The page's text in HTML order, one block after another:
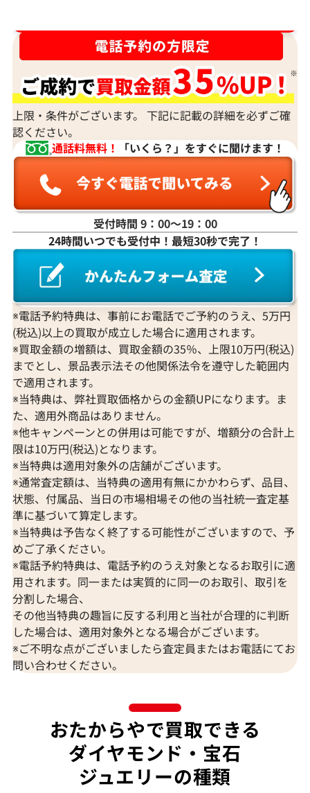
K18WG ダイヤモンド ネックレス 3.31ct
参考買取価格
1,274,000
2026年3月11日時点
K18 ダイヤモン
参考買取価格
2026年2月11日
K18 ブルートパーズ・ダイヤモンド
65.57・0.26・0.06ct
参考買取価格
309,000円
2026年7月10日時点
K18 トルマリン
参考買取価格
297,000円
上限・条件がございます。 下記に記載の詳細を必ずご確
認ください。
通話料無料！
「いくら？」をすぐに聞けます！
受付時間 9：00〜19：00
24時間いつでも受付中！最短30秒で完了！
※電話予約特典は、事前にお電話でご予約のうえ、5万円
(税込)以上の買取が成立した場合に適用されます。
※買取金額の増額は、買取金額の35％、上限10万円(税込)
までとし、景品表示法その他関係法令を遵守した範囲内
で適用されます。
※当特典は、弊社買取価格からの金額UPになります。ま
た、適用外商品はありません。
※他キャンペーンとの併用は可能ですが、増額分の合計上
限は10万円(税込)となります。
※当特典は適用対象外の店舗がございます。
※通常査定額は、当特典の適用有無にかかわらず、品目、
状態、付属品、当日の市場相場その他の当社統一査定基
準に基づいて算定します。
※当特典は予告なく終了する可能性がございますので、予
めご了承ください。
※電話予約特典は、電話予約のうえ対象となるお取引に適
用されます。同一または実質的に同一のお取引、取引を
分割した場合、
その他当特典の趣旨に反する利用と当社が合理的に判断
した場合は、適用対象外となる場合がございます。
※ご不明な点がございましたら査定員またはお電話にてお
問い合わせください。
おたからやで買取できる
ダイヤモンド・宝石
ジュエリーの種類